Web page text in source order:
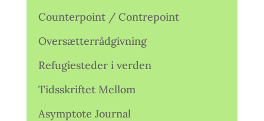
Counterpoint / Contrepoint
Oversætterrådgivning
Refugiesteder i verden
Tidsskriftet Mellom
Asymptote Journal